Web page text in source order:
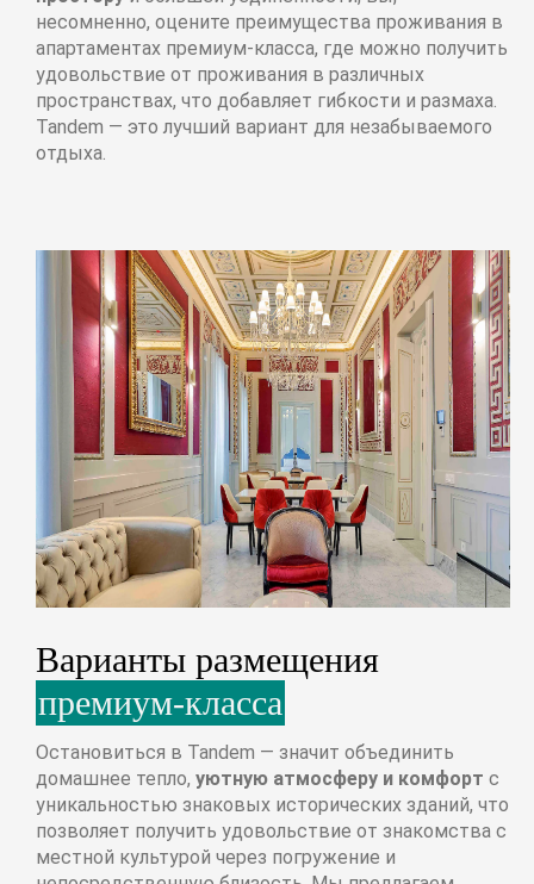
несомненно, оцените преимущества проживания в
апартаментах премиум-класса, где можно получить
удовольствие от проживания в различных
пространствах, что добавляет гибкости и размаха.
Tandem — это лучший вариант для незабываемого
отдыха.
Варианты размещения
премиум-класса
Остановиться в Tandem — значит объединить
домашнее тепло, уютную атмосферу и комфорт с
уникальностью знаковых исторических зданий, что
позволяет получить удовольствие от знакомства с
местной культурой через погружение и